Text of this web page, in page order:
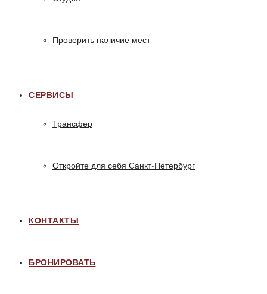
Проверить наличие мест
СЕРВИСЫ
Трансфер
Откройте для себя Санкт-Петербург
КОНТАКТЫ
БРОНИРОВАТЬ